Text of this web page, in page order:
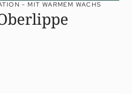
- MIT WARMEM WACHS